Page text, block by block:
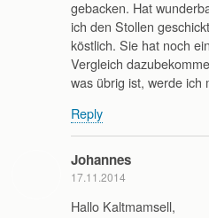
gebacken. Hat
ich den Stollen
köstlich. Sie hat noch
Vergleich
was übrig ist, werde ich
Reply
Johannes
17.11.2014
Hallo Kaltmamsell,